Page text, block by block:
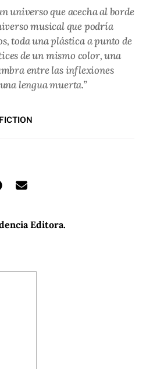
universo que acecha al borde
musical que podría
toda una plástica a punto de
de un mismo color, una
entre las inflexiones
lengua muerta.”
FICTION
Editora.